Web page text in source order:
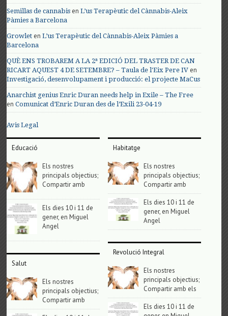
Semillas de cannabis enL’us Terapèutic del Cànnabis-Aleix
Pàmies a Barcelona
Growlet enL’us Terapèutic del Cànnabis-Aleix Pàmies a
Barcelona
QUÈ ENS TROBAREM A LA 2ª EDICIÓ DEL TRASTER DE CAN
RICART AQUEST 4 DE SETEMBRE? – Taula de l'Eix Pere IV en
Investigació, desenvolupament i producció: el projecte MaCus
Anarchist genius Enric Duran needs help in Exile – The Free
enComunicat d’Enric Duran des de l’Exili 23-04-19
Avis Legal
Educació
Els nostres
principals objectius;
Compartir amb
Els dies 10 i 11 de
gener, en Miguel
Angel
Salut
Els nostres
principals objectius;
Compartir amb
Habitatge
Els nostres
principals objectius;
Compartir amb
Els dies 10 i 11 de
gener, en Miguel
Angel
Revolució Integral
Els nostres
principals objectius;
Compartir amb els
Els dies 10 i 11 de